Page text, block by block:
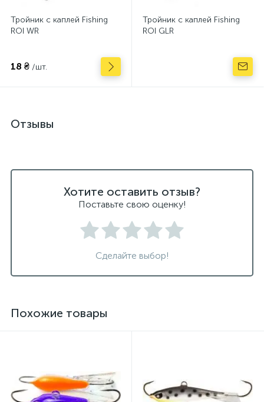
Тройник с каплей Fishing
ROI WR
18 ₴ /шт.
Тройник с каплей Fishing
ROI GLR
Отзывы
Хотите оставить отзыв?
Поставьте свою оценку!
Сделайте выбор!
Похожие товары